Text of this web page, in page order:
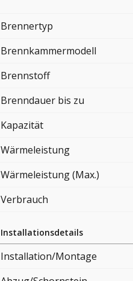
Brennertyp
Brennkammermodell
Brennstoff
Brenndauer bis zu
Kapazität
Wärmeleistung
Wärmeleistung (Max.)
Verbrauch
Installationsdetails
Installation/Montage